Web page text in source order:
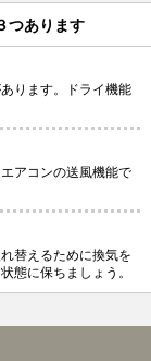
つあります
ります。ドライ機能
アコンの送風機能で
替えるために換気を
態に保ちましょう。